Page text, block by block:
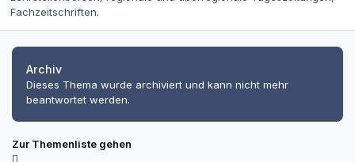
Fachzeitschriften.
Archiv
Dieses Thema wurde archiviert und kann nicht mehr
beantwortet werden.
Zur Themenliste gehen